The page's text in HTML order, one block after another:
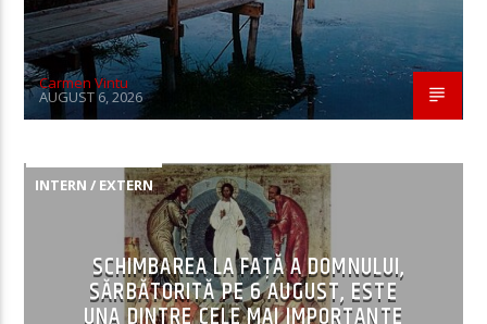
Carmen Vintu
AUGUST 6, 2026
INTERN / EXTERN
SCHIMBAREA LA FAȚĂ A DOMNULUI,
SĂRBĂTORITĂ PE 6 AUGUST, ESTE